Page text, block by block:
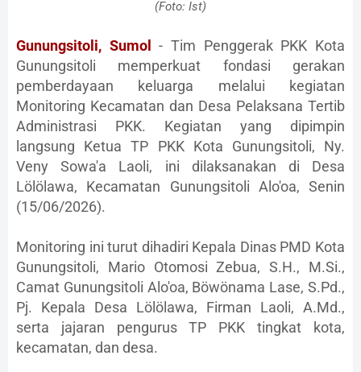
(Foto: Ist)
Gunungsitoli, Sumol
- Tim Penggerak PKK Kota
Gunungsitoli memperkuat fondasi gerakan
pemberdayaan keluarga melalui kegiatan
Monitoring Kecamatan dan Desa Pelaksana Tertib
Administrasi PKK. Kegiatan yang dipimpin
langsung Ketua TP PKK Kota Gunungsitoli, Ny.
Veny Sowa'a Laoli, ini dilaksanakan di Desa
Lölölawa, Kecamatan Gunungsitoli Alo'oa, Senin
(15/06/2026).
Monitoring ini turut dihadiri Kepala Dinas PMD Kota
Gunungsitoli, Mario Otomosi Zebua, S.H., M.Si.,
Camat Gunungsitoli Alo'oa, Böwönama Lase, S.Pd.,
Pj. Kepala Desa Lölölawa, Firman Laoli, A.Md.,
serta jajaran pengurus TP PKK tingkat kota,
kecamatan, dan desa.